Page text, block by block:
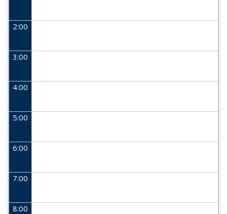
2:00
3:00
4:00
5:00
6:00
7:00
8:00